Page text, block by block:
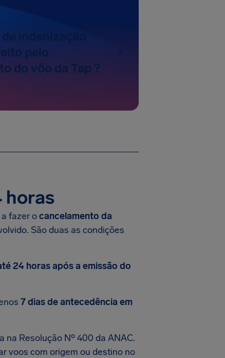
indenização
pelo
do vôo da Tap ?
horas
fazer ocancelamento da
São duas as condições
24 horas após a emissão do
7 dias de antecedência em
na Resolução Nº 400 da ANAC.
voos com origem ou destino no